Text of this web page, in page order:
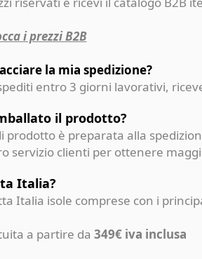
i prezzi B2B
la mia spedizione?
entro 3 giorni lavorativi,
il prodotto?
prodotto è preparata alla
servizio clienti per ottenere
Italia?
Italia isole comprese con i
a partire da 349€ iva inclusa